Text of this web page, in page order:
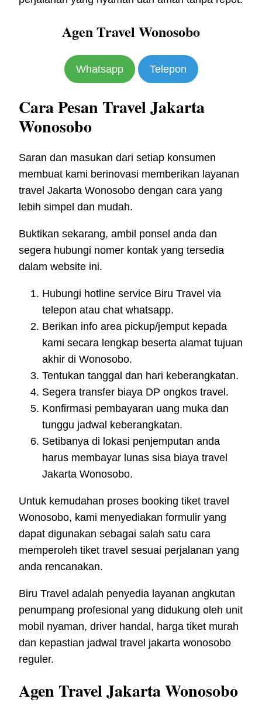
Agen Travel Wonosobo
Whatsapp Telepon
Cara Pesan Travel Jakarta
Wonosobo
Saran dan masukan dari setiap konsumen
membuat kami berinovasi memberikan layanan
travel Jakarta Wonosobo dengan cara yang
lebih simpel dan mudah.
Buktikan sekarang, ambil ponsel anda dan
segera hubungi nomer kontak yang tersedia
dalam website ini.
Hubungi hotline service Biru Travel via
telepon atau chat whatsapp.
Berikan info area pickup/jemput kepada
kami secara lengkap beserta alamat tujuan
akhir di Wonosobo.
Tentukan tanggal dan hari keberangkatan.
Segera transfer biaya DP ongkos travel.
Konfirmasi pembayaran uang muka dan
tunggu jadwal keberangkatan.
Setibanya di lokasi penjemputan anda
harus membayar lunas sisa biaya travel
Jakarta Wonosobo.
Untuk kemudahan proses booking tiket travel
Wonosobo, kami menyediakan formulir yang
dapat digunakan sebagai salah satu cara
memperoleh tiket travel sesuai perjalanan yang
anda rencanakan.
Biru Travel adalah penyedia layanan angkutan
penumpang profesional yang didukung oleh unit
mobil nyaman, driver handal, harga tiket murah
dan kepastian jadwal travel jakarta wonosobo
reguler.
Agen Travel Jakarta Wonosobo